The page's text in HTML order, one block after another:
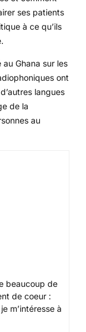
ses patients
à ce qu’ils
Ghana sur les
ont
langues
de la
au
beaucoup de
de coeur :
m’intéresse à